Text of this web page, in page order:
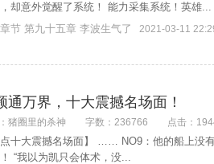
却意外觉醒了系统！ 能力采集系统！英雄...
节 第九十五章 李波生气了
2021-03-11
通万界，十大震撼名场面！
猪圈里的杀神 字数：236766 点击：
点十大震撼名场面】 …… NO9：他的船上没
“我以为凯只会体术，没...